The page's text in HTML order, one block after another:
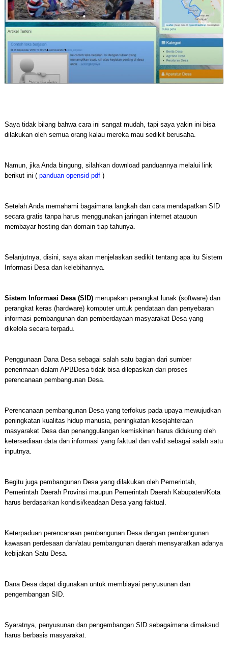
Saya tidak bilang bahwa cara ini sangat mudah, tapi saya yakin ini bisa
dilakukan oleh semua orang kalau mereka mau sedikit berusaha.
Namun, jika Anda bingung, silahkan download panduannya melalui link
berikut ini ( panduan opensid pdf)
Setelah Anda memahami bagaimana langkah dan cara mendapatkan SID
secara gratis tanpa harus menggunakan jaringan internet ataupun
membayar hosting dan domain tiap tahunya.
Selanjutnya, disini, saya akan menjelaskan sedikit tentang apa itu Sistem
Informasi Desa dan kelebihannya.
Sistem Informasi Desa (SID)merupakan perangkat lunak (software) dan
perangkat keras (hardware) komputer untuk pendataan dan penyebaran
informasi pembangunan dan pemberdayaan masyarakat Desa yang
dikelola secara terpadu.
Penggunaan Dana Desa sebagai salah satu bagian dari sumber
penerimaan dalam APBDesa tidak bisa dilepaskan dari proses
perencanaan pembangunan Desa.
Perencanaan pembangunan Desa yang terfokus pada upaya mewujudkan
peningkatan kualitas hidup manusia, peningkatan kesejahteraan
masyarakat Desa dan penanggulangan kemiskinan harus didukung oleh
ketersediaan data dan informasi yang faktual dan valid sebagai salah satu
inputnya.
Begitu juga pembangunan Desa yang dilakukan oleh Pemerintah,
Pemerintah Daerah Provinsi maupun Pemerintah Daerah Kabupaten/Kota
harus berdasarkan kondisi/keadaan Desa yang faktual.
Keterpaduan perencanaan pembangunan Desa dengan pembangunan
kawasan perdesaan dan/atau pembangunan daerah mensyaratkan adanya
kebijakan Satu Desa.
Dana Desa dapat digunakan untuk membiayai penyusunan dan
pengembangan SID.
Syaratnya, penyusunan dan pengembangan SID sebagaimana dimaksud
harus berbasis masyarakat.